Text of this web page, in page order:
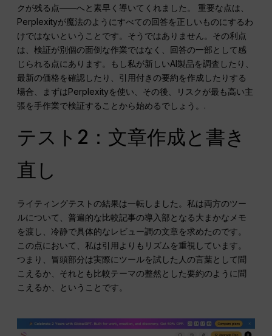
クが残る点――へと素早く導いてくれました。 重要な点は、
Perplexityが魔法のようにすべての回答を正しいものにするわ
けではないということです。そうではありません。その利点
は、検証が別個の面倒な作業ではなく、回答の一部として感
じられる点にあります。もし私が新しいAI製品を調査したり、
最新の価格を確認したり、引用付きの要約を作成したりする
場合、まずはPerplexityを使い、その後、リスクが最も高い主
張を手作業で検証することから始めるでしょう。.
テスト2：文章作成と書き
直し
ライティングテストの結果は一転しました。私は両方のツー
ルについて、普遍的な比較記事の導入部となる大まかなメモ
を渡し、冷静で具体的なレビュー調の文章を求めたのです。
この点において、私は引用よりもリズムを重視しています。
つまり、冒頭部分は実際にツールを試した人の言葉として聞
こえるか、それとも比較テーマの整然とした要約のように聞
こえるか、ということです。